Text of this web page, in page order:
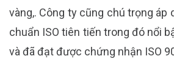
vàng,. Công ty cũng chú trọng áp
chuẩn ISO tiên tiến trong đó nổi
và đã đạt được chứng nhận ISO